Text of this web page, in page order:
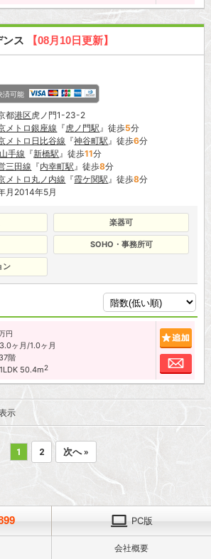
ンス 【08月10日更新】
済可能
都港区虎ノ門1-23-2
メトロ銀座線 『虎ノ門駅 』徒歩5分
メトロ日比谷線 『神谷町駅 』徒歩6分
手線 『新橋駅 』徒歩11分
三田線 『内幸町駅 』徒歩8分
メトロ丸ノ内線 『霞ケ関駅 』徒歩8分
月2014年5月
楽器可
SOHO・事務所可
ン
円
ヶ月/1.0ヶ月
階
50.4m2
お
示
1 2 次へ »
PC版
会社概要